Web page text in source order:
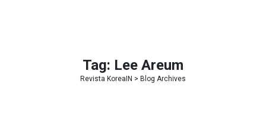
Tag: Lee Areum
Revista KoreaIN > Blog Archives